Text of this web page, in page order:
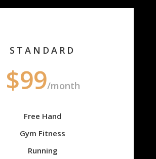
STANDARD
$99/month
Free Hand
Gym Fitness
Running